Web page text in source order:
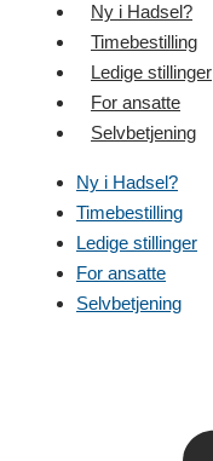
Ny i Hadsel?
Timebestilling
Ledige stillinger
For ansatte
Selvbetjening
Ny i Hadsel?
Timebestilling
Ledige stillinger
For ansatte
Selvbetjening